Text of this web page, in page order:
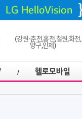
(강원-춘천,홍천,철원,화천,
양구,인제)